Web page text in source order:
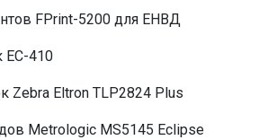
FPrint-5200 для ЕНВД
410
Zebra Eltron TLP2824 Plus
Metrologic MS5145 Eclipse